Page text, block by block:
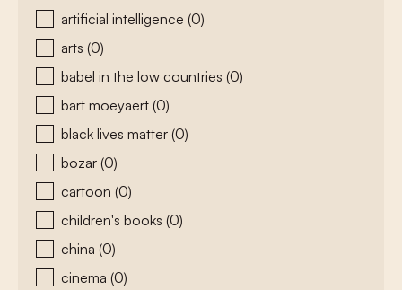
artificial intelligence (0)
arts (0)
babel in the low countries (0)
bart moeyaert (0)
black lives matter (0)
bozar (0)
cartoon (0)
children's books (0)
china (0)
cinema (0)